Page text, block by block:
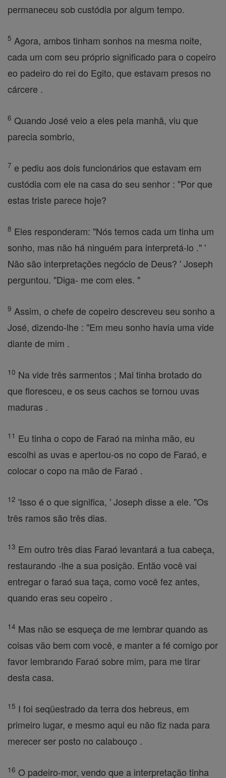
permaneceu sob custódia por algum tempo.
5 Agora, ambos tinham sonhos na mesma noite,
cada um com seu próprio significado para o copeiro
eo padeiro do rei do Egito, que estavam presos no
cárcere .
6 Quando José veio a eles pela manhã, viu que
parecia sombrio,
7 e pediu aos dois funcionários que estavam em
custódia com ele na casa do seu senhor : "Por que
estas triste parece hoje?
8 Eles responderam: "Nós temos cada um tinha um
sonho, mas não há ninguém para interpretá-lo ." '
Não são interpretações negócio de Deus? ' Joseph
perguntou. "Diga- me com eles. "
9 Assim, o chefe de copeiro descreveu seu sonho a
José, dizendo-lhe : "Em meu sonho havia uma vide
diante de mim .
10 Na vide três sarmentos ; Mal tinha brotado do
que floresceu, e os seus cachos se tornou uvas
maduras .
11 Eu tinha o copo de Faraó na minha mão, eu
escolhi as uvas e apertou-os no copo de Faraó, e
colocar o copo na mão de Faraó .
12 'Isso é o que significa, ' Joseph disse a ele. "Os
três ramos são três dias.
13 Em outro três dias Faraó levantará a tua cabeça,
restaurando -lhe a sua posição. Então você vai
entregar o faraó sua taça, como você fez antes,
quando eras seu copeiro .
14 Mas não se esqueça de me lembrar quando as
coisas vão bem com você, e manter a fé comigo por
favor lembrando Faraó sobre mim, para me tirar
desta casa.
15 I foi seqüestrado da terra dos hebreus, em
primeiro lugar, e mesmo aqui eu não fiz nada para
merecer ser posto no calabouço .
16 O padeiro-mor, vendo que a interpretação tinha